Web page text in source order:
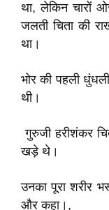
था, लेकिन चारों
जलती चिता की
था।
भोर की पहली
थी।
गुरुजी हरीशंकर
खड़े थे।
उनका पूरा शरीर
और कहा।,